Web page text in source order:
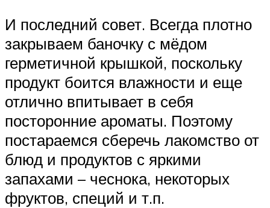
И последний совет. Всегда плотно
закрываем баночку с мёдом
герметичной крышкой, поскольку
продукт боится влажности и еще
отлично впитывает в себя
посторонние ароматы. Поэтому
постараемся сберечь лакомство от
блюд и продуктов с яркими
запахами – чеснока, некоторых
фруктов, специй и т.п.